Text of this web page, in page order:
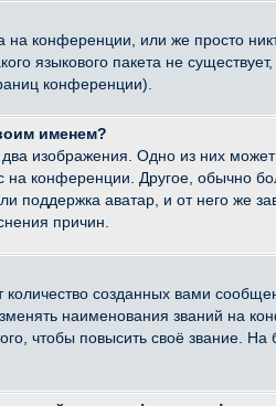
на конференции, или же просто
языкового пакета не
конференции).
именем?
изображения. Одно из них
конференции. Другое, обычно
поддержка аватар, и от него же
причин.
созданных вами
наименования званий на
чтобы повысить своё звание.